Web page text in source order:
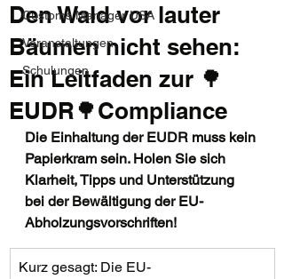
Customs Manager USA
Veranstaltungen
Schulungen
Den Wald vor lauter
Bäumen nicht sehen:
Ein Leitfaden zur 🌳
EUDR🌳Compliance
Die Einhaltung der EUDR muss kein
Papierkram sein. Holen Sie sich
Klarheit, Tipps und Unterstützung
bei der Bewältigung der EU-
Abholzungsvorschriften!
Kurz gesagt: Die EU-